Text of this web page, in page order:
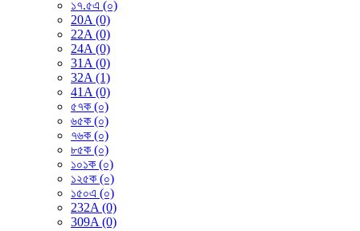
১৭.৫এ (০)
20A (0)
22A (0)
24A (0)
31A (0)
32A (1)
41A (0)
৫৭ক (০)
৬৫ক (০)
৭৬ক (০)
৮৫ক (০)
১০১ক (০)
১২৫ক (০)
১৫০এ (০)
232A (0)
309A (0)